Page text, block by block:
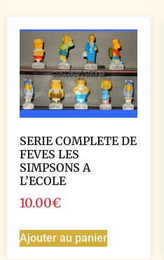
SERIE COMPLETE DE
FEVES LES
SIMPSONS A
L’ECOLE
10.00€
Ajouter au panier